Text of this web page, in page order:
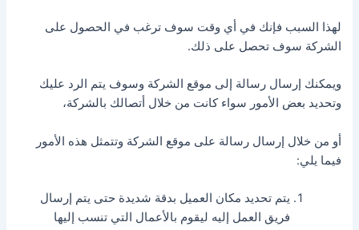
لهذا السبب فإنك في أي وقت سوف ترغب في الحصول على
الشركة سوف تحصل على ذلك.
ويمكنك إرسال رسالة إلى موقع الشركة وسوف يتم الرد عليك
وتحديد بعض الأمور سواء كانت من خلال أتصالك بالشركة،
أو من خلال إرسال رسالة على موقع الشركة وتتمثل هذه الأمور
فيما يلي:
يتم تحديد مكان العميل بدقة شديدة حتى يتم إرسال
فريق العمل إليه ليقوم بالأعمال التي تنسب إليها